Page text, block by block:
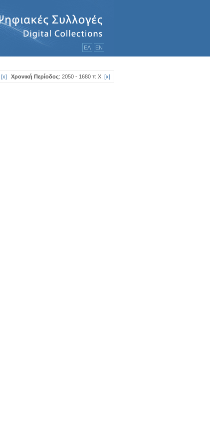
ΕΛ ΕΝ
[x] Χρονική Περίοδος: 2050 - 1680 π.Χ. [x]